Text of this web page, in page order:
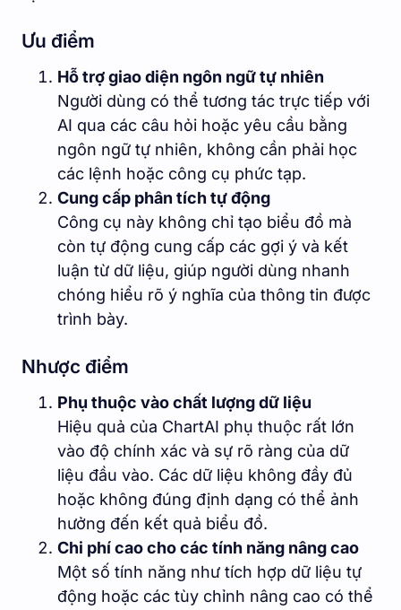
Ưu điểm
Hỗ trợ giao diện ngôn ngữ tự nhiên
Người dùng có thể tương tác trực tiếp với
AI qua các câu hỏi hoặc yêu cầu bằng
ngôn ngữ tự nhiên, không cần phải học
các lệnh hoặc công cụ phức tạp.
Cung cấp phân tích tự động
Công cụ này không chỉ tạo biểu đồ mà
còn tự động cung cấp các gợi ý và kết
luận từ dữ liệu, giúp người dùng nhanh
chóng hiểu rõ ý nghĩa của thông tin được
trình bày.
Nhược điểm
Phụ thuộc vào chất lượng dữ liệu
Hiệu quả của ChartAI phụ thuộc rất lớn
vào độ chính xác và sự rõ ràng của dữ
liệu đầu vào. Các dữ liệu không đầy đủ
hoặc không đúng định dạng có thể ảnh
hưởng đến kết quả biểu đồ.
Chi phí cao cho các tính năng nâng cao
Một số tính năng như tích hợp dữ liệu tự
động hoặc các tùy chỉnh nâng cao có thể